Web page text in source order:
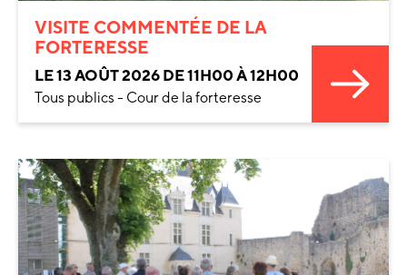
VISITE COMMENTÉE DE LA
FORTERESSE
LE 13 AOÛT 2026 DE 11H00 À 12H00
Tous publics - Cour de la forteresse